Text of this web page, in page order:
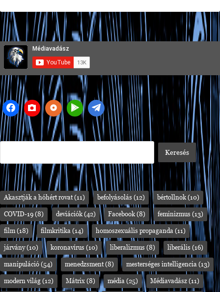
Akasztják a hóhért rovat(11) befolyásolás (12) bértollnok (10)
COVID-19 (8) deviációk (42) Facebook (8) feminizmus (13)
film (18) filmkritika (14) homoszexuális propaganda (11)
járvány(10) koronavírus (10) liberalizmus (8) liberális (16)
manipuláció (54) menedzsment(8) mesterséges intelligencia (13)
modern világ (12) Mátrix (8) média (25) Médiavadász (11)